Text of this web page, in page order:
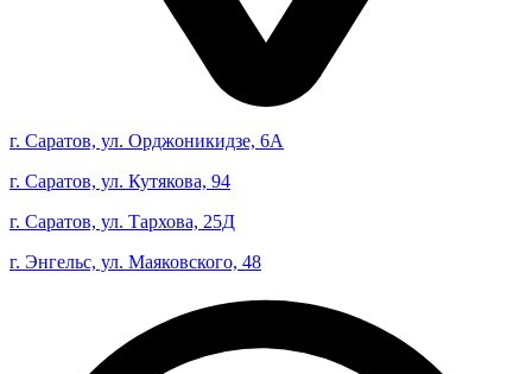
г. Саратов, ул. Орджоникидзе, 6А
г. Саратов, ул. Кутякова, 94
г. Саратов, ул. Тархова, 25Д
г. Энгельс, ул. Маяковского, 48